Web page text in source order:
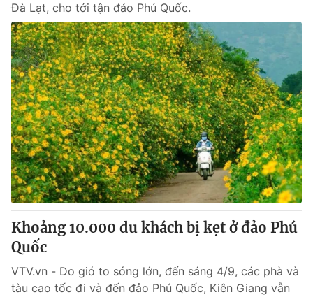
Đà Lạt, cho tới tận đảo Phú Quốc.
Khoảng 10.000 du khách bị kẹt ở đảo Phú
Quốc
VTV.vn - Do gió to sóng lớn, đến sáng 4/9, các phà và
tàu cao tốc đi và đến đảo Phú Quốc, Kiên Giang vẫn